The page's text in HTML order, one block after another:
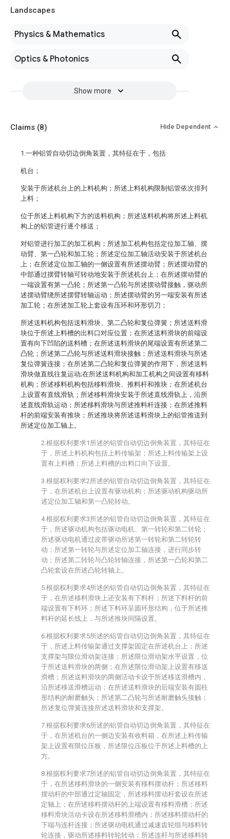
Landscapes
Physics & Mathematics
Optics & Photonics
Show more
Claims (8) Hide Dependent
1.一种铝管自动切边倒角装置，其特征在于，包括
机台；
安装于所述机台上的上料机构；所述上料机构限制铝管依次排列
上料；
位于所述上料机构下方的送料机构；所述送料机构将所述上料机
构上的铝管进行逐个移送；
对铝管进行加工的加工机构；所述加工机构包括定位加工轴、摆
动臂、第一凸轮和加工轮；所述定位加工轴活动安装于所述机台
上；在所述定位加工轴的一侧设置有所述摆动臂；所述摆动臂的
中部通过摆臂转轴可转动地安装于所述机台上；在所述摆动臂的
一端设置有第一凸轮；所述第一凸轮与所述摆动臂接触，驱动所
述摆动臂绕所述摆臂转轴运动；所述摆动臂的另一端安装有所述
加工轮；在所述加工轮上套设有压环和环形切刀；
所述送料机构包括送料滑块、第二凸轮和复位弹簧；所述送料滑
块位于所述上料槽的出料口对应位置；在所述送料滑块的前端设
置有向下凹陷的送料槽；在所述送料滑块的尾端设置有所述第二
凸轮；所述第二凸轮与所述送料滑块接触；所述送料滑块与所述
复位弹簧连接；在所述第二凸轮和复位弹簧的作用下，所述送料
滑块做直线往复运动;在所述送料机构和加工机构之间设置有移料
机构；所述移料机构包括移料滑块、推料杆和推块；在所述机台
上设置有直线滑轨；所述移料滑块安装于所述直线滑轨上，沿所
述直线滑轨运动；所述移料滑块与所述推料杆连接；在所述推料
杆的前端安装有推块；所述推块将所述送料滑块上的铝管推送到
所述定位加工轴上。
2.根据权利要求1所述的铝管自动切边倒角装置，其特征在
于，所述上料机构包括上料传输架；所述上料传输架上设
置有上料槽；所述上料槽的出料口向下设置。
3.根据权利要求2所述的铝管自动切边倒角装置，其特征在
于，在所述机台上设置有驱动机构；所述驱动机构驱动所
述定位加工轴和第一凸轮转动。
4.根据权利要求3所述的铝管自动切边倒角装置，其特征在
于，所述驱动机构包括驱动电机、第一转轮和第二转轮；
所述驱动电机通过皮带驱动所述第一转轮和第二转轮转
动；所述第一转轮与所述定位加工轴连接，进行同步转
动；所述第二转轮与凸轮转轴连接，所述第一凸轮和第二
凸轮套设在所述凸轮转轴上。
5.根据权利要求4所述的铝管自动切边倒角装置，其特征在
于，在所述移料滑块上还安装有下料杆；所述下料杆的前
端设置有下料环；所述下料环呈圆环形结构，位于所述推
料杆的延长线上，与所述推块间隔设置。
6.根据权利要求5所述的铝管自动切边倒角装置，其特征在
于，所述上料传输架通过支撑架固定在所述机台上；所述
支撑架与限位滑动架连接；所述限位滑动架水平设置，位
于所述送料滑块的两侧；在所述限位滑动架上设置有移送
滑槽；所述送料滑块的两侧活动卡设于所述移送滑槽内，
沿所述移送滑槽运动；在所述送料滑块的后端安装有圆柱
形结构的耐磨触头；所述第二凸轮与所述耐磨触头接触；
所述复位弹簧连接所述送料滑块和支撑架。
7.根据权利要求6所述的铝管自动切边倒角装置，其特征在
于，在所述机台的一侧边安装有收料箱，在所述上料传输
架上设置有限位压板，所述限位压板位于所述上料槽的上
方。
8.根据权利要求7所述的铝管自动切边倒角装置，其特征在
于，在所述移料滑块的一侧安装有移料摆动杆；所述移料
摆动杆的中部通过定轴固定，所述移料摆动杆套设在所述
定轴上；在所述移料摆动杆的上端设置有移料滑槽；所述
移料滑块活动卡设在所述移料滑槽内；所述移料摆动杆的
下端与连杆连接；所述驱动电机通过减速齿轮组与移料转
轮连接，驱动所述移料转轮转动；所述连杆与所述移料转